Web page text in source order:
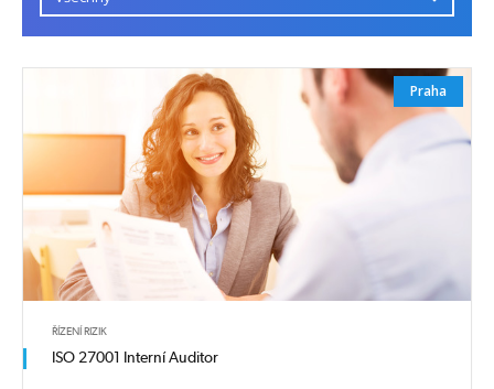
Praha
ŘÍZENÍ RIZIK
ISO 27001 Interní Auditor